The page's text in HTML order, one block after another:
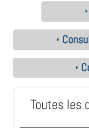
Toutes les